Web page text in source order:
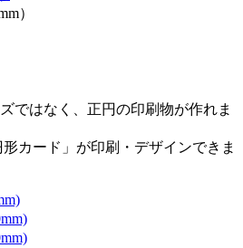
）
ではなく、正円の印刷物が作れま
カード」が印刷・デザインできま